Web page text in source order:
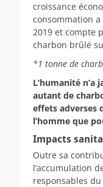
croissance
consommation a
2019 et compte
charbon brûlé
*1 tonne de
L’humanité
autant de
effets adverses
l’homme que
Impacts
Outre sa
l’accumulation
responsables